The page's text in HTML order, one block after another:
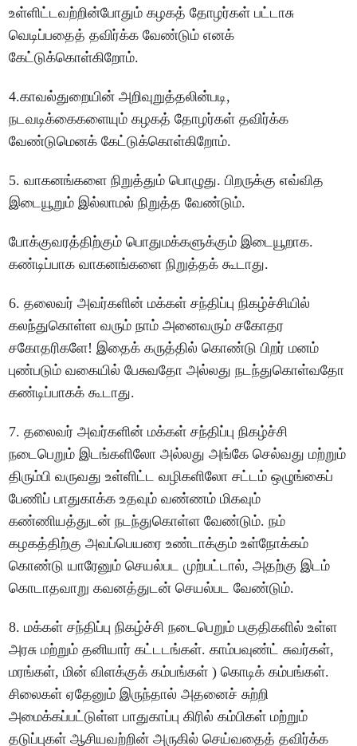
உள்ளிட்டவற்றின்போதும் கழகத் தோழர்கள் பட்டாசு
வெடிப்பதைத் தவிர்க்க வேண்டும் எனக்
கேட்டுக்கொள்கிறோம்.
4.காவல்துறையின் அறிவுறுத்தலின்படி,
நடவடிக்கைகளையும் கழகத் தோழர்கள் தவிர்க்க
வேண்டுமெனக் கேட்டுக்கொள்கிறோம்.
5. வாகனங்களை நிறுத்தும் பொழுது. பிறருக்கு எவ்வித
இடையூறும் இல்லாமல் நிறுத்த வேண்டும்.
போக்குவரத்திற்கும் பொதுமக்களுக்கும் இடையூறாக.
கண்டிப்பாக வாகனங்களை நிறுத்தக் கூடாது.
6. தலைவர் அவர்களின் மக்கள் சந்திப்பு நிகழ்ச்சியில்
கலந்துகொள்ள வரும் நாம் அனைவரும் சகோதர
சகோதரிகளே! இதைக் கருத்தில் கொண்டு பிறர் மனம்
புண்படும் வகையில் பேசுவதோ அல்லது நடந்துகொள்வதோ
கண்டிப்பாகக் கூடாது.
7. தலைவர் அவர்களின் மக்கள் சந்திப்பு நிகழ்ச்சி
நடைபெறும் இடங்களிலோ அல்லது அங்கே செல்வது மற்றும்
திரும்பி வருவது உள்ளிட்ட வழிகளிலோ சட்டம் ஒழுங்கைப்
பேணிப் பாதுகாக்க உதவும் வண்ணம் மிகவும்
கண்ணியத்துடன் நடந்துகொள்ள வேண்டும். நம்
கழகத்திற்கு அவப்பெயரை உண்டாக்கும் உள்நோக்கம்
கொண்டு யாரேனும் செயல்பட முற்பட்டால், அதற்கு இடம்
கொடாதவாறு கவனத்துடன் செயல்பட வேண்டும்.
8. மக்கள் சந்திப்பு நிகழ்ச்சி நடைபெறும் பகுதிகளில் உள்ள
அரசு மற்றும் தனியார் கட்டடங்கள். காம்பவுண்ட் சுவர்கள்,
மரங்கள், மின் விளக்குக் கம்பங்கள் ) கொடிக் கம்பங்கள்.
சிலைகள் ஏதேனும் இருந்தால் அதனைச் சுற்றி
அமைக்கப்பட்டுள்ள பாதுகாப்பு கிரில் கம்பிகள் மற்றும்
தடுப்புகள் ஆசியவற்றின் அருகில் செய்வதைத் தவிர்க்க